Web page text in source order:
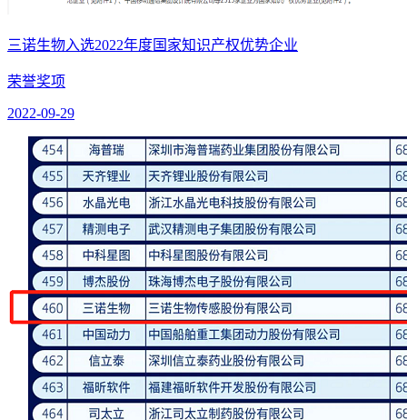
三诺生物入选2022年度国家知识产权优势企业
荣誉奖项
2022-09-29